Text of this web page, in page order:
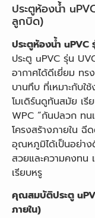
ประตูห้องน้ำ
ลูกบิด)
ประตูห้องน้ำ uPVC
ประตู uPVC รุ่น
อากาศได้ดีเยี่ยม ท
บานทึบ ที่เหมาะกับใ
โมเดิร์นดูทันสมัย เรี
WPC “กันปลวก ทน
โครงสร้างภายใน
อุณหภูมิได้เป็นอย่าง
สวยและความคงทน
เรียบหรู
คุณสมบัติประตู
ภายใน)